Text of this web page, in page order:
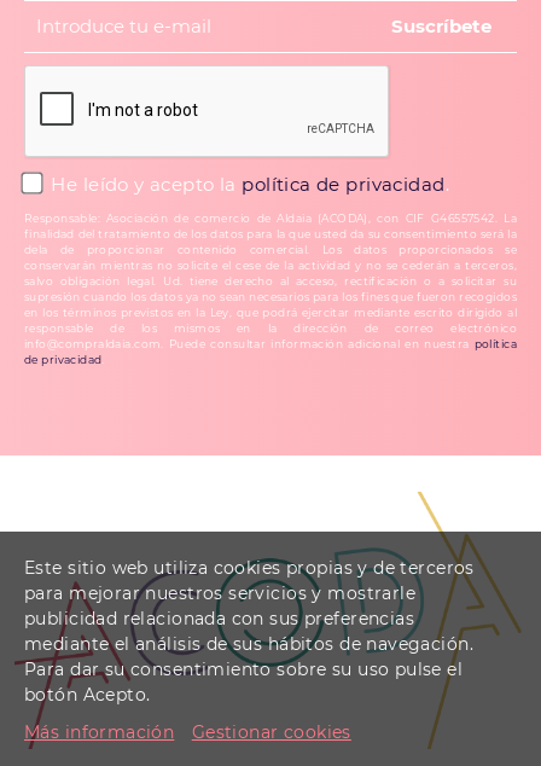
He leído y acepto la política de privacidad.
Responsable: Asociación de comercio de Aldaia (ACODA), con CIF G46557542. La
finalidad del tratamiento de los datos para la que usted da su consentimiento será la
dela de proporcionar contenido comercial. Los datos proporcionados se
conservarán mientras no solicite el cese de la actividad y no se cederán a terceros,
salvo obligación legal. Ud. tiene derecho al acceso, rectificación o a solicitar su
supresión cuando los datos ya no sean necesarios para los fines que fueron recogidos
en los términos previstos en la Ley, que podrá ejercitar mediante escrito dirigido al
responsable de los mismos en la dirección de correo electrónico
info@compraldaia.com. Puede consultar información adicional en nuestra política
de privacidad
Este sitio web utiliza cookies propias y de terceros
para mejorar nuestros servicios y mostrarle
publicidad relacionada con sus preferencias
mediante el análisis de sus hábitos de navegación.
Para dar su consentimiento sobre su uso pulse el
botón Acepto.
Más información
Gestionar cookies